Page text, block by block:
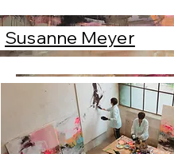
Susanne Meyer
Susanne Meyer